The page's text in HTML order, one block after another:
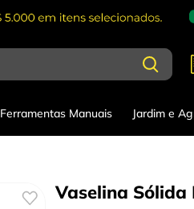
Ferramentas Manuais Jardim e
Vaselina